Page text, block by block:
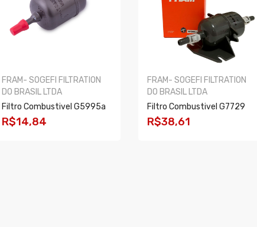
FRAM- SOGEFI FILTRATION
DO BRASIL LTDA
Filtro Combustivel G5995a
R$14,84
FRAM- SOGEFI FILTRATION
DO BRASIL LTDA
Filtro Combustivel G7729
R$38,61